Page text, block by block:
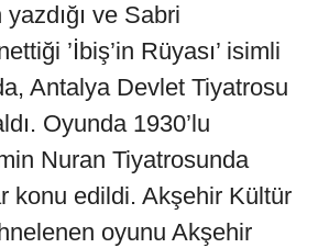
yazdığı ve Sabri
’İbiş’in Rüyası’ isimli
Antalya Devlet Tiyatrosu
Oyunda 1930’lu
Nuran Tiyatrosunda
konu edildi. Akşehir Kültür
oyunu Akşehir